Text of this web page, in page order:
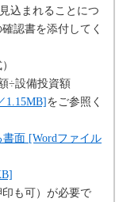
込まれることにつ
認書を添付してく
÷設備投資額
1.15MB] をご参照く
面 [Wordファイル
も可）が必要で